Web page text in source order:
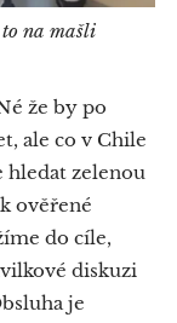
to na mašli
že by po
ale co v Chile
hledat zelenou
ověřené
do cíle,
diskuzi
je